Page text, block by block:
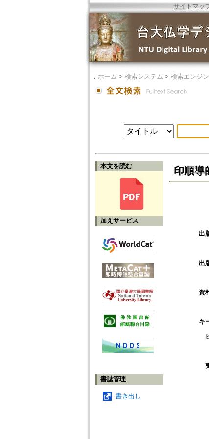
サイトマッ
． ホーム > 検索システム > 検索エンジン
本文を読む
加えサービス
書誌管理
書き出し
印順導
出
出
資
キ